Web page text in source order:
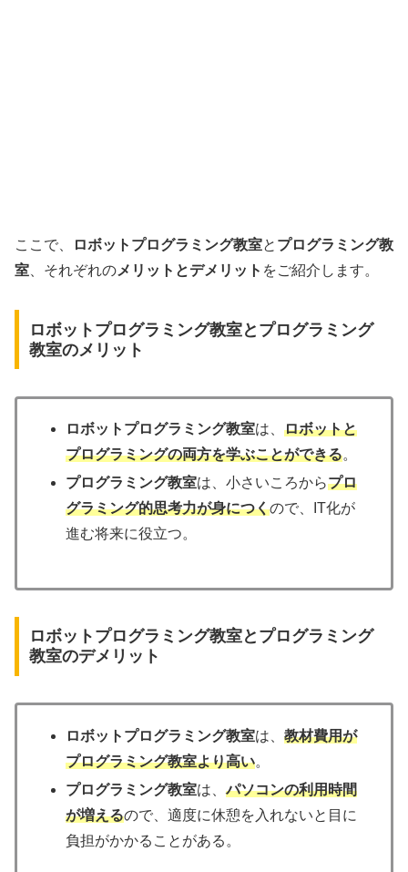
ここで、 ロボットプログラミング教室と プログラミング教
室 、それぞれのメリットとデメリット をご紹介します。
ロボットプログラミング教室とプログラミング
教室のメリット
ロボットプログラミング教室は、ロボットと
プログラミングの両方を学ぶことができる。
プログラミング教室は、小さいころからプロ
グラミング的思考力が身につくので、IT化が
進む将来に役立つ。
ロボットプログラミング教室とプログラミング
教室のデメリット
ロボットプログラミング教室は、教材費用が
プログラミング教室より高い。
プログラミング教室は、パソコンの利用時間
が増えるので、適度に休憩を入れないと目に
負担がかかることがある。